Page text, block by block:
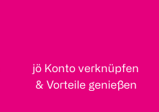
jö Konto verknüpfen
& Vorteile genießen